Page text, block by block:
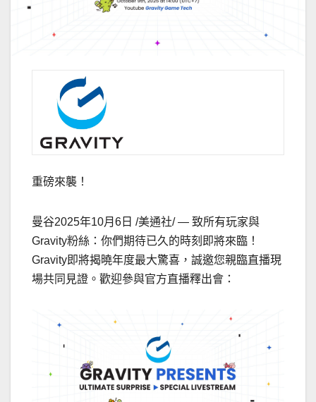
重磅來襲！
曼谷2025年10月6日 /美通社/ — 致所有玩家與
Gravity粉絲：你們期待已久的時刻即將來臨！
Gravity即將揭曉年度最大驚喜，誠邀您親臨直播現
場共同見證。歡迎參與官方直播釋出會：